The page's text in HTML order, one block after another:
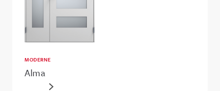
MODERNE
Alma